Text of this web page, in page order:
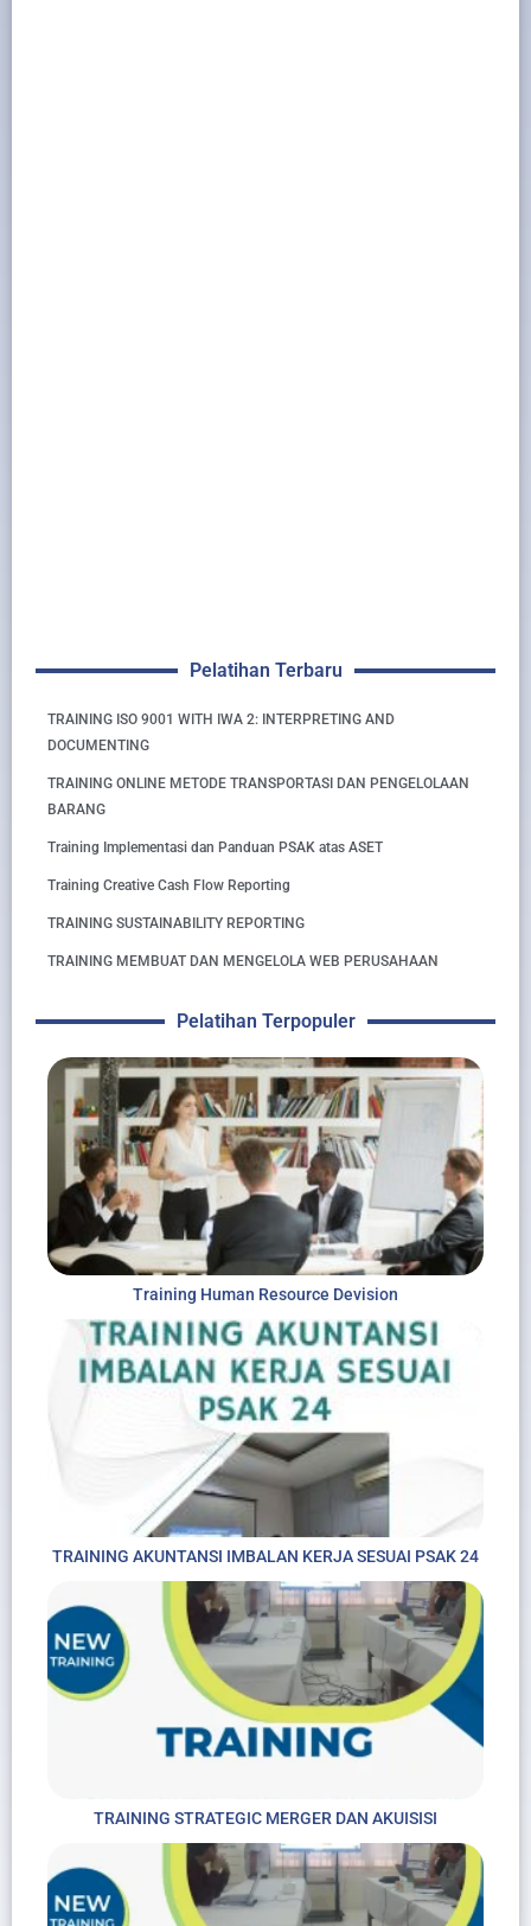
Pelatihan Terbaru
TRAINING ISO 9001 WITH IWA 2: INTERPRETING AND
DOCUMENTING
TRAINING ONLINE METODE TRANSPORTASI DAN PENGELOLAAN
BARANG
Training Implementasi dan Panduan PSAK atas ASET
Training Creative Cash Flow Reporting
TRAINING SUSTAINABILITY REPORTING
TRAINING MEMBUAT DAN MENGELOLA WEB PERUSAHAAN
Pelatihan Terpopuler
Training Human Resource Devision
TRAINING AKUNTANSI IMBALAN KERJA SESUAI PSAK 24
TRAINING STRATEGIC MERGER DAN AKUISISI